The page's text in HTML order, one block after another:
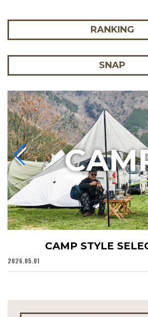
RANKING
SNAP
CAMP STYLE
2026.05.01
C